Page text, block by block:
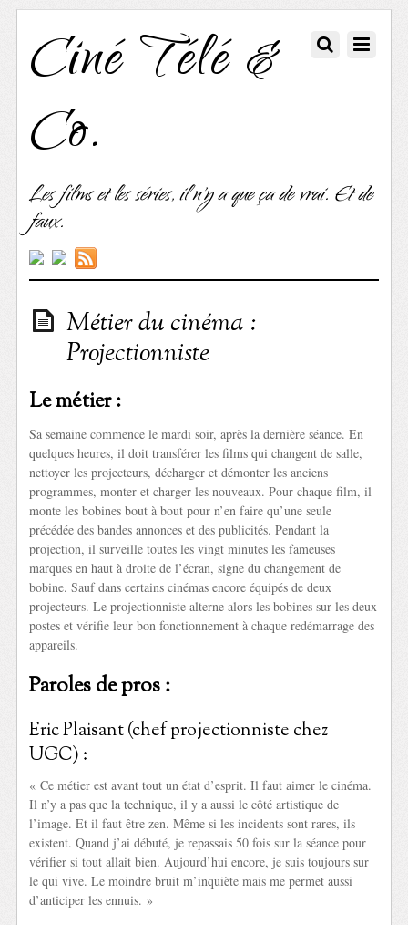
Ciné Télé &
Co.
Les films et les séries, il n'y a que ça de vrai. Et de
faux.
Métier du cinéma :
Projectionniste
Le métier :
Sa semaine commence le mardi soir, après la dernière séance. En
quelques heures, il doit transférer les films qui changent de salle,
nettoyer les projecteurs, décharger et démonter les anciens
programmes, monter et charger les nouveaux. Pour chaque film, il
monte les bobines bout à bout pour n’en faire qu’une seule
précédée des bandes annonces et des publicités. Pendant la
projection, il surveille toutes les vingt minutes les fameuses
marques en haut à droite de l’écran, signe du changement de
bobine. Sauf dans certains cinémas encore équipés de deux
projecteurs. Le projectionniste alterne alors les bobines sur les deux
postes et vérifie leur bon fonctionnement à chaque redémarrage des
appareils.
Paroles de pros :
Eric Plaisant (chef projectionniste chez
UGC) :
« Ce métier est avant tout un état d’esprit. Il faut aimer le cinéma.
Il n’y a pas que la technique, il y a aussi le côté artistique de
l’image. Et il faut être zen. Même si les incidents sont rares, ils
existent. Quand j’ai débuté, je repassais 50 fois sur la séance pour
vérifier si tout allait bien. Aujourd’hui encore, je suis toujours sur
le qui vive. Le moindre bruit m’inquiète mais me permet aussi
d’anticiper les ennuis. »